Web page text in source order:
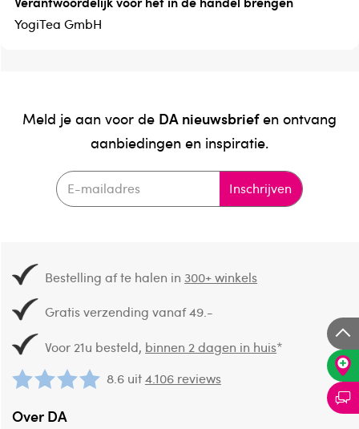
YogiTea GmbH
Meld je aan voor de DA nieuwsbriefen ontvang
aanbiedingen en inspiratie.
Inschrijven
Bestelling af te halen in300+ winkels
Gratis verzending vanaf 49.-
Voor 21u besteld, binnen 2 dagen in huis*
8.6 uit4.106 reviews
Over DA